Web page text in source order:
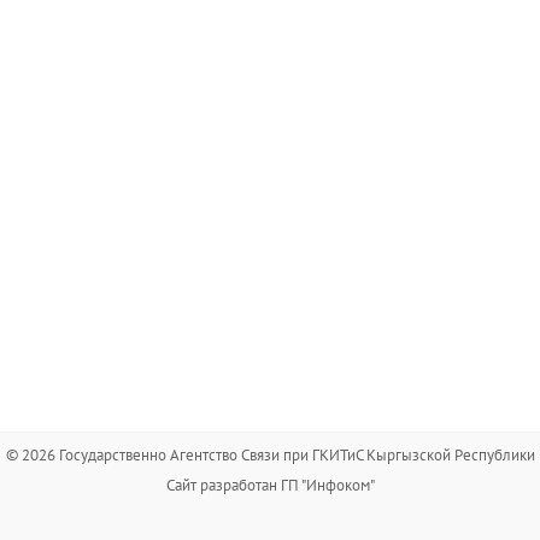
© 2026 Государственно Агентство Связи при ГКИТиС Кыргызской Республики
Сайт разработан ГП "Инфоком"